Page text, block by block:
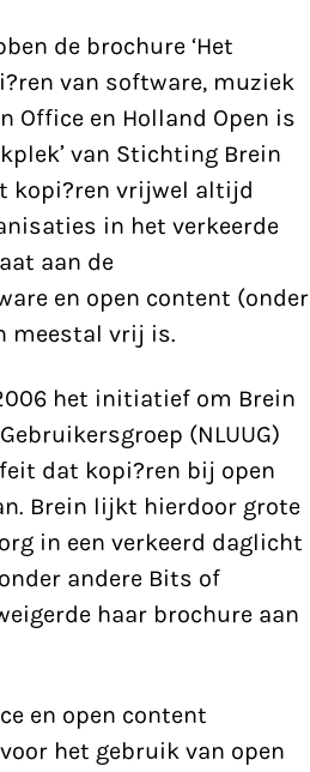
de brochure ‘Het
van software, muziek
Office en Holland Open is
van Stichting Brein
kopi?ren vrijwel altijd
in het verkeerde
aan de
en open content (onder
meestal vrij is.
het initiatief om Brein
(NLUUG)
dat kopi?ren bij open
Brein lijkt hierdoor grote
in een verkeerd daglicht
andere Bits of
haar brochure aan
en open content
het gebruik van open